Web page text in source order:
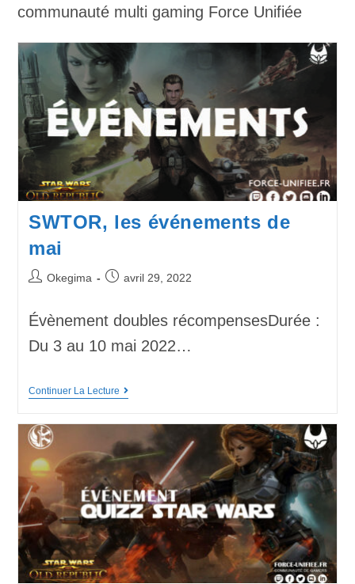
communauté multi gaming Force Unifiée
SWTOR, les événements de
mai
Okegima avril 29, 2022
Évènement doubles récompensesDurée :
Du 3 au 10 mai 2022…
Continuer La Lecture